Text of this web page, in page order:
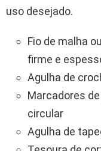
uso desejado.
Fio de malha
firme e
Agulha de
Marcadores
circular
Agulha de